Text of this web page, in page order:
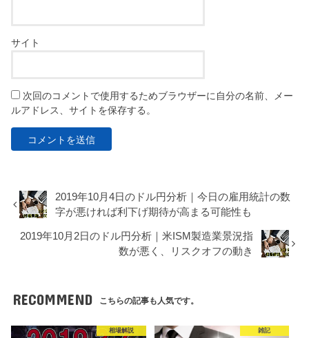
サイト
次回のコメントで使用するためブラウザーに自分の名前、メー
ルアドレス、サイトを保存する。
2019年10月4日のドル円分析｜今日の雇用統計の数
字が悪ければ利下げ期待が高まる可能性も
2019年10月2日のドル円分析｜米ISM製造業景況指
数が悪く、リスクオフの動き
RECOMMEND こちらの記事も人気です。
相場解説 雑記